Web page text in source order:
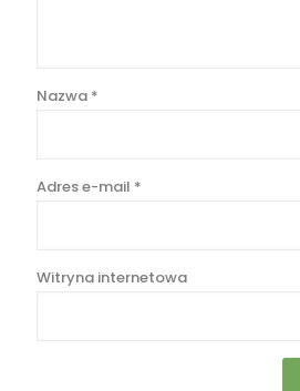
Nazwa *
Adres e-mail *
Witryna internetowa